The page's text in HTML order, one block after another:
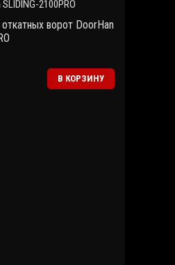
ворот DoorHan
В КОРЗИНУ